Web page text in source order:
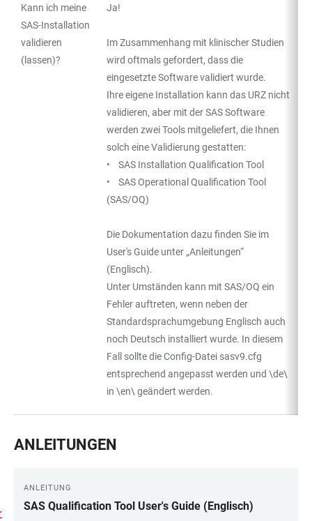
TABELLE
Kann ich meine
SAS-Installation
validieren
(lassen)?
Ja!
Im Zusammenhang mit klinischer Studien
wird oftmals gefordert, dass die
eingesetzte Software validiert wurde.
Ihre eigene Installation kann das URZ nicht
validieren, aber mit der SAS Software
werden zwei Tools mitgeliefert, die Ihnen
solch eine Validierung gestatten:
• SAS Installation Qualification Tool
• SAS Operational Qualification Tool
(SAS/OQ)
Die Dokumentation dazu finden Sie im
User's Guide unter „Anleitungen“
(Englisch).
Unter Umständen kann mit SAS/OQ ein
Fehler auftreten, wenn neben der
Standardsprachumgebung Englisch auch
noch Deutsch installiert wurde. In diesem
Fall sollte die Config-Datei sasv9.cfg
entsprechend angepasst werden und \de\
in \en\ geändert werden.
ANLEITUNGEN
ANLEITUNG
SAS Qualification Tool User's Guide (Englisch)